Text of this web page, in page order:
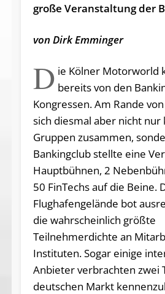
große Veranstaltung der
von Dirk Emminger
D ie Kölner Motorworld
bereits von den
Kongressen. Am Rande
sich diesmal aber nicht nur
Gruppen zusammen,
Bankingclub stellte eine
Hauptbühnen, 2
50 FinTechs auf die Beine.
Flughafengelände bot
die wahrscheinlich größte
Teilnehmerdichte an
Instituten. Sogar einige
Anbieter verbrachten zwei
deutschen Markt